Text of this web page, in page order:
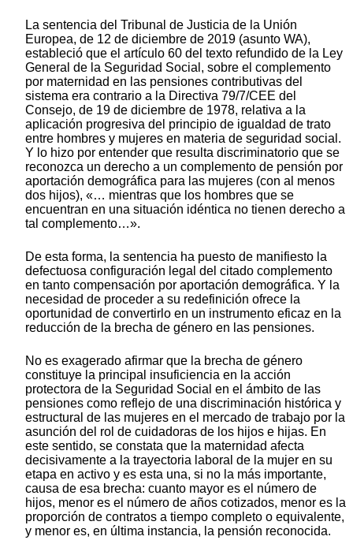
La sentencia del Tribunal de Justicia de la Unión
Europea, de 12 de diciembre de 2019 (asunto WA),
estableció que el artículo 60 del texto refundido de la Ley
General de la Seguridad Social, sobre el complemento
por maternidad en las pensiones contributivas del
sistema era contrario a la Directiva 79/7/CEE del
Consejo, de 19 de diciembre de 1978, relativa a la
aplicación progresiva del principio de igualdad de trato
entre hombres y mujeres en materia de seguridad social.
Y lo hizo por entender que resulta discriminatorio que se
reconozca un derecho a un complemento de pensión por
aportación demográfica para las mujeres (con al menos
dos hijos), «… mientras que los hombres que se
encuentran en una situación idéntica no tienen derecho a
tal complemento…».
De esta forma, la sentencia ha puesto de manifiesto la
defectuosa configuración legal del citado complemento
en tanto compensación por aportación demográfica. Y la
necesidad de proceder a su redefinición ofrece la
oportunidad de convertirlo en un instrumento eficaz en la
reducción de la brecha de género en las pensiones.
No es exagerado afirmar que la brecha de género
constituye la principal insuficiencia en la acción
protectora de la Seguridad Social en el ámbito de las
pensiones como reflejo de una discriminación histórica y
estructural de las mujeres en el mercado de trabajo por la
asunción del rol de cuidadoras de los hijos e hijas. En
este sentido, se constata que la maternidad afecta
decisivamente a la trayectoria laboral de la mujer en su
etapa en activo y es esta una, si no la más importante,
causa de esa brecha: cuanto mayor es el número de
hijos, menor es el número de años cotizados, menor es la
proporción de contratos a tiempo completo o equivalente,
y menor es, en última instancia, la pensión reconocida.